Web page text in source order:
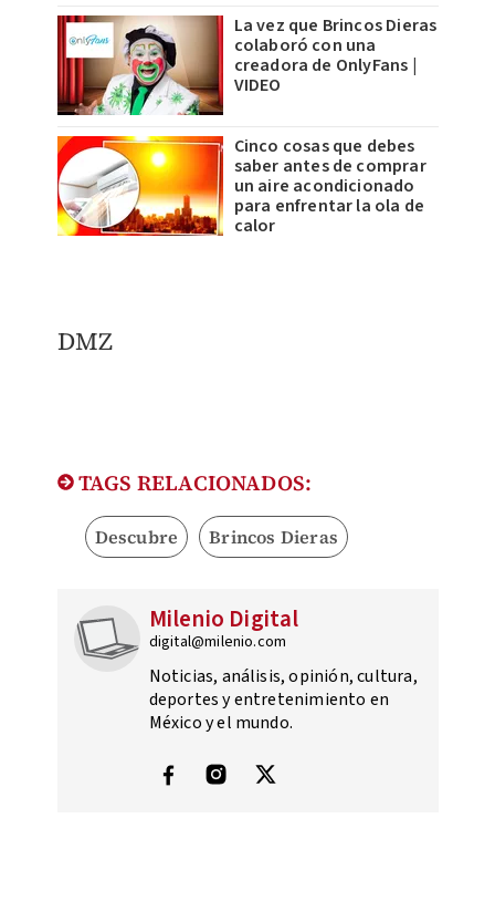
La vez que Brincos Dieras
colaboró con una
creadora de OnlyFans |
VIDEO
Cinco cosas que debes
saber antes de comprar
un aire acondicionado
para enfrentar la ola de
calor
DMZ
TAGS RELACIONADOS:
Descubre Brincos Dieras
Milenio Digital
digital@milenio.com
Noticias, análisis, opinión, cultura,
deportes y entretenimiento en
México y el mundo.